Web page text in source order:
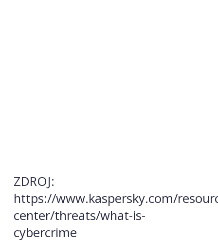
ZDROJ:
https://www.kaspersky.com/
center/threats/what-is-
cybercrime